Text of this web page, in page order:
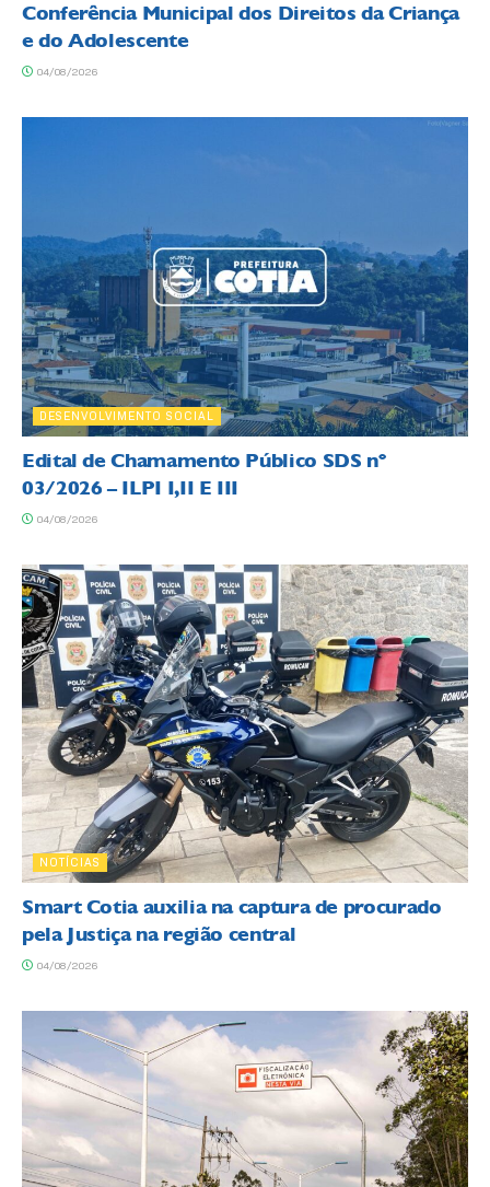
Conferência Municipal dos Direitos da Criança
e do Adolescente
04/08/2026
DESENVOLVIMENTO SOCIAL
Edital de Chamamento Público SDS nº
03/2026 – ILPI I,II E III
04/08/2026
NOTÍCIAS
Smart Cotia auxilia na captura de procurado
pela Justiça na região central
04/08/2026